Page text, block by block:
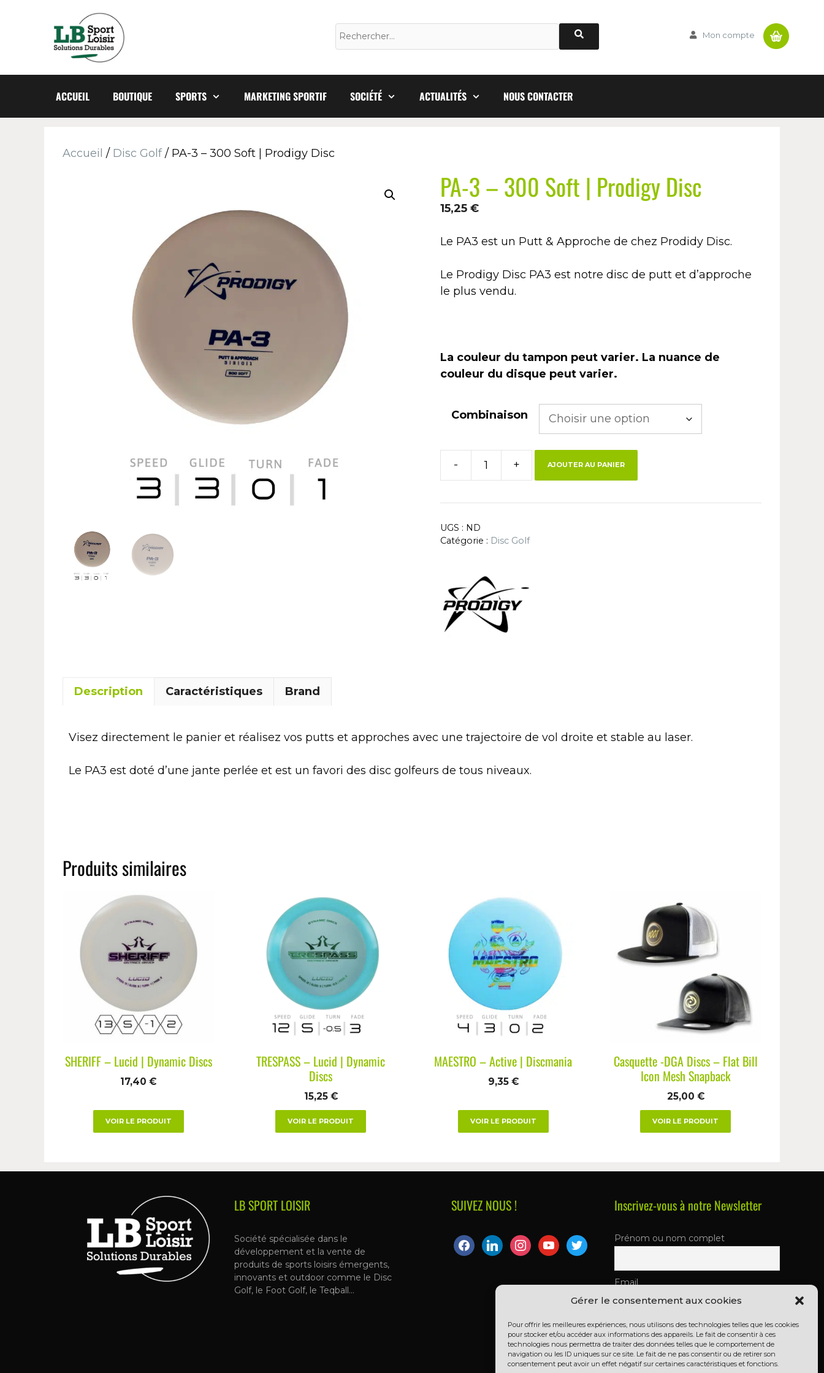
Gérer le consentement aux cookies
Pour offrir les meilleures expériences, nous utilisons des technologies telles que les cookies
pour stocker et/ou accéder aux informations des appareils. Le fait de consentir à ces
technologies nous permettra de traiter des données telles que le comportement de
navigation ou les ID uniques sur ce site. Le fait de ne pas consentir ou de retirer son
consentement peut avoir un effet négatif sur certaines caractéristiques et fonctions.
Mon compte Panier
ACCUEIL BOUTIQUE SPORTS MARKETING SPORTIF SOCIÉTÉ ACTUALITÉS NOUS CONTACTER
Accueil / Disc Golf/ PA-3 – 300 Soft | Prodigy Disc
PA-3 – 300 Soft | Prodigy Disc
15,25 €
Le PA3 est un Putt & Approche de chez Prodidy Disc.
Le Prodigy Disc PA3 est notre disc de putt et d’approche
le plus vendu.
La couleur du tampon peut varier. La nuance de
couleur du disque peut varier.
Combinaison
- + AJOUTER AU PANIER
UGS : ND
Catégorie : Disc Golf
Description Caractéristiques Brand
Visez directement le panier et réalisez vos putts et approches avec une trajectoire de vol droite et stable au laser.
Le PA3 est doté d’une jante perlée et est un favori des disc golfeurs de tous niveaux.
Produits similaires
SHERIFF – Lucid | Dynamic Discs
17,40€
VOIR LE PRODUIT
TRESPASS – Lucid | Dynamic
Discs
15,25 €
VOIR LE PRODUIT
MAESTRO – Active | Discmania
9,35 €
VOIR LE PRODUIT
Casquette -DGA Discs – Flat Bill
Icon Mesh Snapback
25,00 €
VOIR LE PRODUIT
LB SPORT LOISIR
Société spécialisée dans le
développement et la vente de
produits de sports loisirs émergents,
innovants et outdoor comme le Disc
Golf, le Foot Golf, le Teqball…
SUIVEZ NOUS ! Inscrivez-vous à notre Newsletter
Prénom ou nom complet
Email
En continuant, vous acceptez la
politique de confidentialité